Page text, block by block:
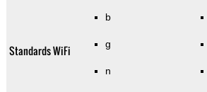
Standards WiFi
b
g
n